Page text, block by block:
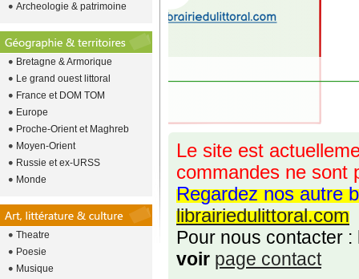
Le site est
commandes ne sont
Regardez nos autre
librairiedulittoral.com
Pour nous contacter :
voir page contact
Archeologie & patrimoine
Bretagne & Armorique
Le grand ouest littoral
France et DOM TOM
Europe
Proche-Orient et Maghreb
Moyen-Orient
Russie et ex-URSS
Monde
Theatre
Poesie
Musique